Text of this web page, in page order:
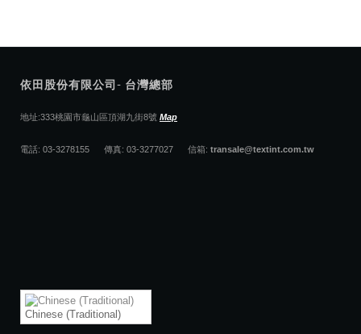
依田股份有限公司- 台灣總部
地址:333桃園市龜山區頂湖九街8號 Map
電話: 03-3278155 傳真: 03-3277027 信箱: transale@textint.com.tw
Chinese (Traditional)